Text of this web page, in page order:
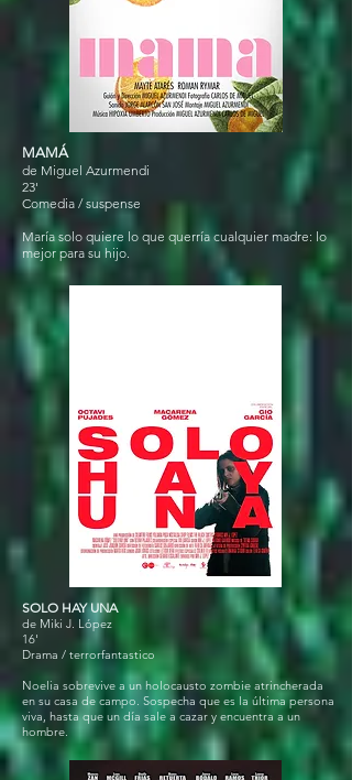
MAMÁ
de Miguel Azurmendi
23'
Comedia / suspense
María solo quiere lo que querría cualquier madre: lo
mejor para su hijo.
SOLO HAY UNA
de Miki J. López
16'
Drama / terrorfantastico
Noelia sobrevive a un holocausto zombie atrincherada
en su casa de campo. Sospecha que es la última persona
viva, hasta que un día sale a cazar y encuentra a un
hombre.